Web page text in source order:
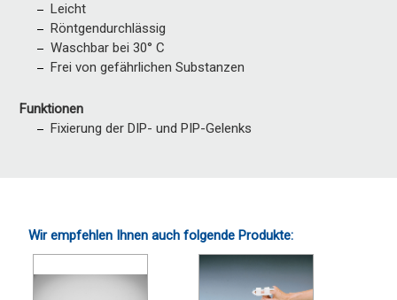
Leicht
Röntgendurchlässig
Waschbar bei 30° C
Frei von gefährlichen Substanzen
Funktionen
Fixierung der DIP- und PIP-Gelenks
Wir empfehlen Ihnen auch folgende Produkte: